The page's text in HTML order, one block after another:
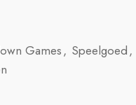
Games, Speelgoed,